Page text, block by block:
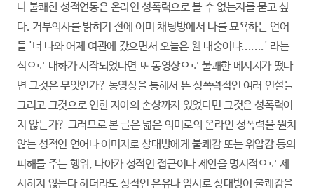
나 불쾌한 성적언동은 온라인 성폭력으로 볼 수 없는지를 묻고 싶
다. 거부의사를 밝히기 전에 이미 채팅방에서 나를 묘욕하는 언어
들 '너 나와 어제 여관에 갔으면서 오늘은 웬 내숭이냐.......' 라는
식으로 대화가 시작되었다면 또 동영상으로 불쾌한 메시지가 떴다
면 그것은 무엇인가? 동영상을 통해서 뜬 성폭력적인 여러 언설들
그리고 그것으로 인한 자아의 손상까지 있었다면 그것은 성폭력이
지 않는가? 그러므로 본 글은 넓은 의미로의 온라인 성폭력을 원치
않는 성적인 언어나 이미지로 상대방에게 불쾌감 또는 위압감 등의
피해를 주는 행위, 나아가 성적인 접근이나 제안을 명시적으로 제
시하지 않는다 하더라도 성적인 은유나 암시로 상대방이 불쾌감을